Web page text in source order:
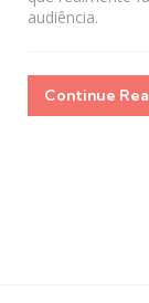
audiência.
Continue